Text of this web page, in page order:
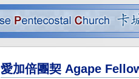
愛加倍團契 Agape